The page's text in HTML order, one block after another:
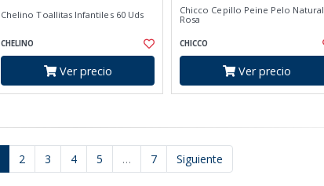
Chelino Toallitas Infantiles 60 Uds
CHELINO
Ver precio
Chicco Cepillo Peine Pelo Natural
Rosa
CHICCO
Ver precio
2 3 4 5 … 7 Siguiente